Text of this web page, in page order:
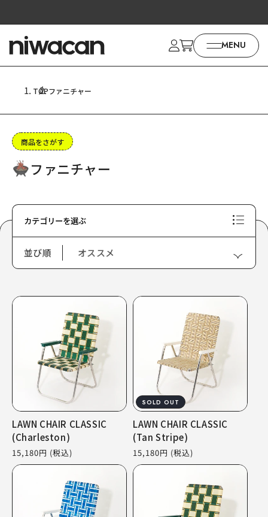
進む
MENU
TOPファニチャー
商品をさがす
ファニチャー
カテゴリーを選ぶ
並び順
LAWN CHAIR CLASSIC
(Charleston)
通
常
価
15,180円 (税込)
SOLD OUT
LAWN CHAIR CLASSIC
(Tan Stripe)
通
常
価
15,180円 (税込)